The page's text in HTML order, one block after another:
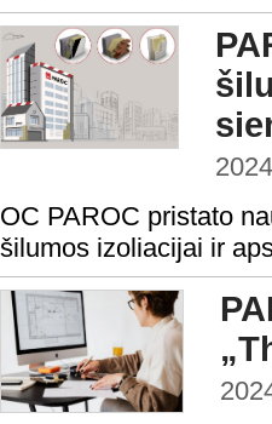
OC PAROC pristato
šilumos izoliacijai ir